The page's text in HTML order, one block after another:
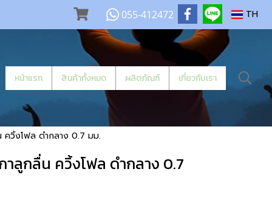
055-412472 TH
หน้าแรก สินค้าทั้งหมด ผลิตภัณฑ์ เกี่ยวกับเรา
ควิ้งโฟล ดำกลาง 0.7 มม.
าลูกลื่น ควิ้งโฟล ดำกลาง 0.7